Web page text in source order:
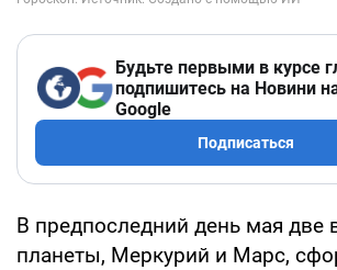
Будьте первыми в курсе
подпишитесь на Новини
Google
Подписаться
В предпоследний день мая две
планеты, Меркурий и Марс,